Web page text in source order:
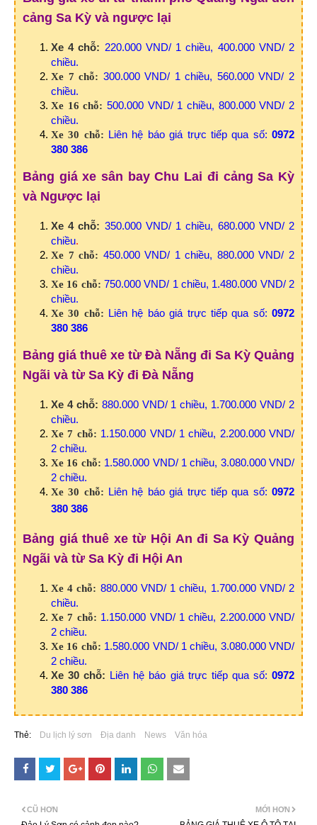
cảng Sa Kỳ và ngược lại
Xe 4 chỗ: 220.000 VND/ 1 chiều, 400.000 VND/ 2
chiều.
Xe 7 chỗ: 300.000 VND/ 1 chiều, 560.000 VND/ 2
chiều.
Xe 16 chỗ: 500.000 VND/ 1 chiều, 800.000 VND/ 2
chiều.
Xe 30 chỗ: Liên hệ báo giá trực tiếp qua số:0972
380 386
Bảng giá xe sân bay Chu Lai đi cảng Sa Kỳ
và Ngược lại
Xe 4 chỗ: 350.000 VND/ 1 chiều, 680.000 VND/ 2
chiều.
Xe 7 chỗ: 450.000 VND/ 1 chiều, 880.000 VND/ 2
chiều.
Xe 16 chỗ: 750.000 VND/ 1 chiều, 1.480.000 VND/ 2
chiều.
Xe 30 chỗ: Liên hệ báo giá trực tiếp qua số:0972
380 386
Bảng giá thuê xe từ Đà Nẵng đi Sa Kỳ Quảng
Ngãi và từ Sa Kỳ đi Đà Nẵng
Xe 4 chỗ: 880.000 VND/ 1 chiều, 1.700.000 VND/ 2
chiều.
Xe 7 chỗ: 1.150.000 VND/ 1 chiều, 2.200.000 VND/
2 chiều.
Xe 16 chỗ: 1.580.000 VND/ 1 chiều, 3.080.000 VND/
2 chiều.
Xe 30 chỗ: Liên hệ báo giá trực tiếp qua số:0972
380 386
Bảng giá thuê xe từ Hội An đi Sa Kỳ Quảng
Ngãi và từ Sa Kỳ đi Hội An
Xe 4 chỗ: 880.000 VND/ 1 chiều, 1.700.000 VND/ 2
chiều.
Xe 7 chỗ: 1.150.000 VND/ 1 chiều, 2.200.000 VND/
2 chiều.
Xe 16 chỗ: 1.580.000 VND/ 1 chiều, 3.080.000 VND/
2 chiều.
Xe 30 chỗ: Liên hệ báo giá trực tiếp qua số: 0972
380 386
Thẻ: Du lịch lý sơn Địa danh News Văn hóa
MỚI HƠN
CŨ HƠN